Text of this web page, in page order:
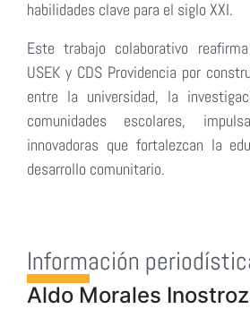
habilidades clave para el siglo XXI.
Este trabajo colaborativo
USEK y CDS Providencia por
entre la universidad, la
comunidades escolares,
innovadoras que fortalezcan la
desarrollo comunitario.
Información
Aldo Morales